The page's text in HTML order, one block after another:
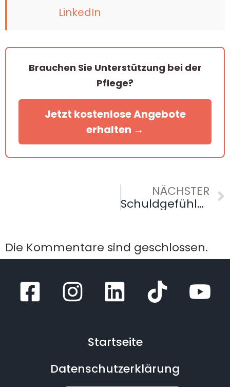
LinkedIn
Brauchen Sie Unterstützung bei der
Pflege?
Jetzt kostenlose Angebote
erhalten →
NÄCHSTER
Schuldgefühle bei der Pflege der Eltern: Wie Sie emotional damit umgehen
Die Kommentare sind geschlossen.
Startseite
Datenschutzerklärung